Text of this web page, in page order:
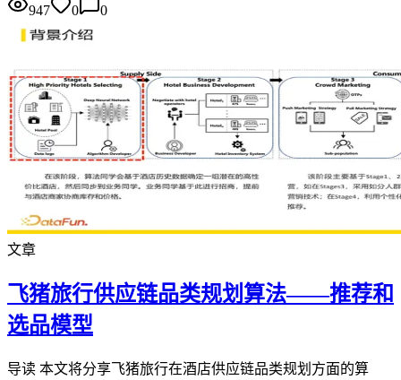
947
0 0
文章
飞猪旅行供应链品类规划算法——推荐和
选品模型
导读 本文将分享飞猪旅行在酒店供应链品类规划方面的算